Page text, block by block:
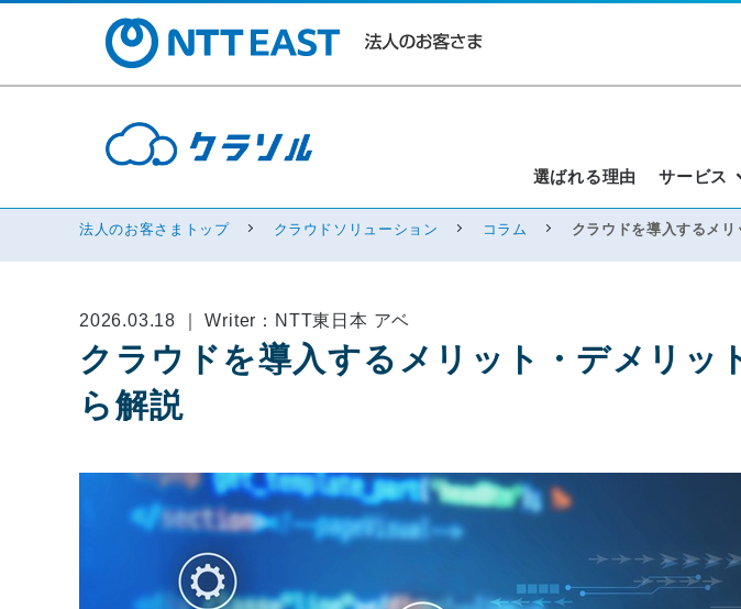
選ばれる理由 サービス
法人のお客さまトップ クラウドソリューション コラム クラウドを導入するメ
2026.03.18 ｜ Writer：NTT東日本 アベ
クラウドを導入するメリット・デメリッ
ら解説